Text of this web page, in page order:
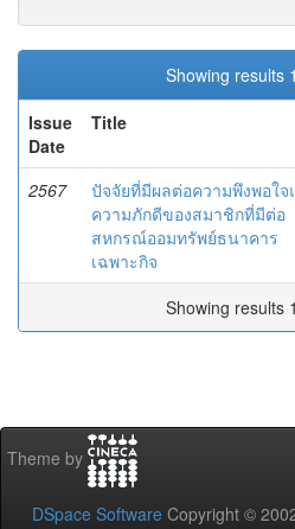
Showing results
Issue
Date
Title
2567
ปัจจัยที่มีผลต่อความพึงพอใจ
ความภักดีของสมาชิกที่มีต่อ
สหกรณ์ออมทรัพย์ธนาคาร
เฉพาะกิจ
Showing results
Theme by
DSpace Software Copyright ©